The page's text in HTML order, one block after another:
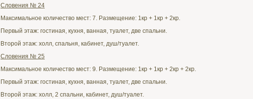
Словения № 24
Максимальное количество мест: 7. Размещение: 1кр + 1кр + 2кр.
Первый этаж: гостиная, кухня, ванная, туалет, две спальни.
Второй этаж: холл, спальня, кабинет, душ/туалет.
Словения № 25
Максимальное количество мест: 9. Размещение: 1кр + 1кр + 2кр + 2кр.
Первый этаж: гостиная, кухня, ванная, туалет, две спальни.
Второй этаж: холл, 2 спальни, кабинет, душ/туалет.